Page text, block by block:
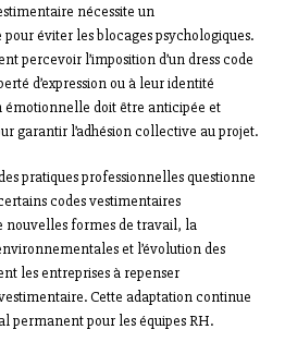
nécessite un
éviter les blocages psychologiques.
percevoir l’imposition d’un dress code
d’expression ou à leur identité
émotionnelle doit être anticipée et
garantir l’adhésion collective au projet.
pratiques professionnelles questionne
codes vestimentaires
nouvelles formes de travail, la
et l’évolution des
les entreprises à repenser
Cette adaptation continue
permanent pour les équipes RH.